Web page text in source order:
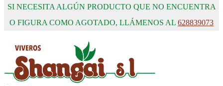
SI NECESITA ALGÚN PRODUCTO QUE NO ENCUENTRA
O FIGURA COMO AGOTADO, LLÁMENOS AL 628839073